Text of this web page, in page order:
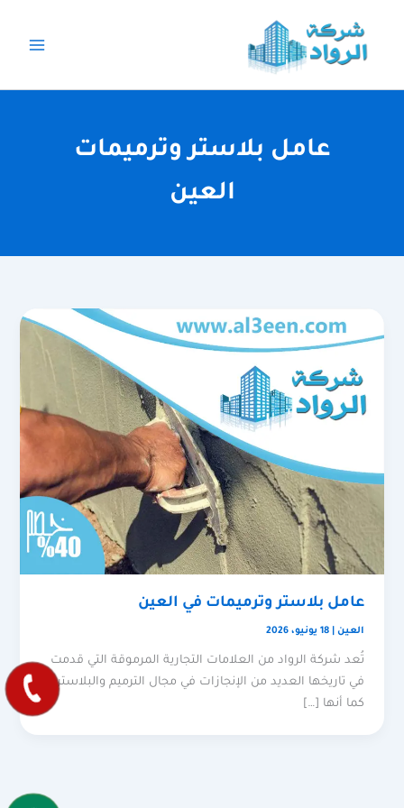
المحتوى
عامل بلاستر وترميمات
العين
عامل بلاستر وترميمات في العين
العين |18 يونيو، 2026
تُعد شركة الرواد من العلامات التجارية المرموقة التي قدمت
في تاريخها العديد من الإنجازات في مجال الترميم والبلاستر،
كما أنها […]